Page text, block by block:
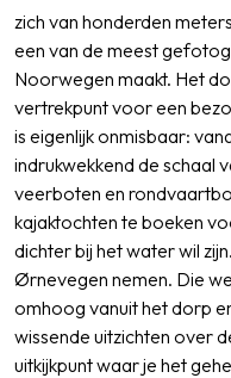
zich van honderden
een van de meest
Noorwegen maakt. Het
vertrekpunt voor een
is eigenlijk onmisbaar:
indrukwekkend de schaal
veerboten en
kajaktochten te boeken
dichter bij het water wil
Ørnevegen nemen. Die
omhoog vanuit het dorp
wissende uitzichten over
uitkijkpunt waar je het